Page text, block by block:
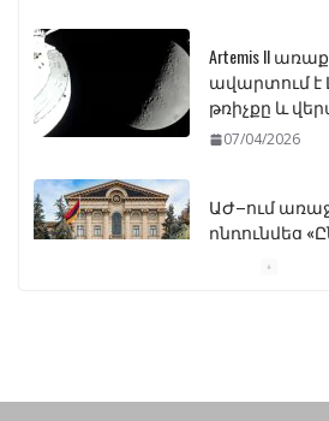
Artemis II
ավարտում է
թռիչքը և
07/04/2026
ԱԺ–ում
ընդունվեց